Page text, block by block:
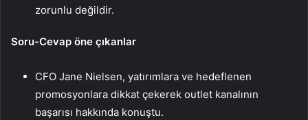
zorunlu değildir.
Soru-Cevap öne çıkanlar
CFO Jane Nielsen, yatırımlara ve hedeflenen
promosyonlara dikkat çekerek outlet kanalının
başarısı hakkında konuştu.